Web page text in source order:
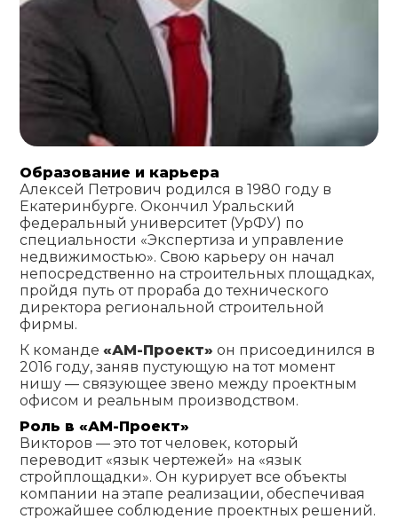
Образование и карьера
Алексей Петрович родился в 1980 году в
Екатеринбурге. Окончил Уральский
федеральный университет (УрФУ) по
специальности «Экспертиза и управление
недвижимостью». Свою карьеру он начал
непосредственно на строительных площадках,
пройдя путь от прораба до технического
директора региональной строительной
фирмы.
К команде«АМ-Проект» он присоединился в
2016 году, заняв пустующую на тот момент
нишу — связующее звено между проектным
офисом и реальным производством.
Роль в «АМ-Проект»
Викторов — это тот человек, который
переводит «язык чертежей» на «язык
стройплощадки». Он курирует все объекты
компании на этапе реализации, обеспечивая
строжайшее соблюдение проектных решений.